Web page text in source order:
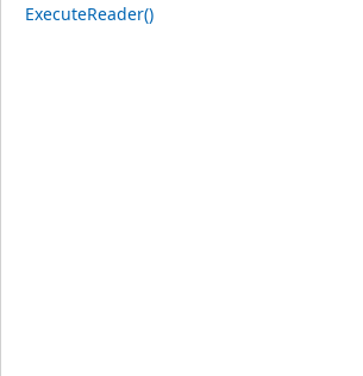
ExecuteReader()